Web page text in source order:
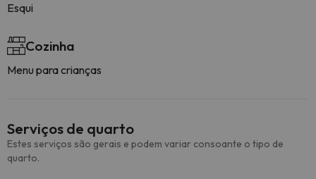
Esqui
Cozinha
Menu para crianças
Serviços de quarto
Estes serviços são gerais e podem variar consoante o tipo de
quarto.